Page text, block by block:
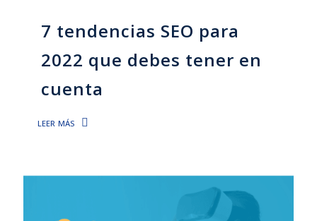
7 tendencias SEO para
2022 que debes tener en
cuenta
leer más